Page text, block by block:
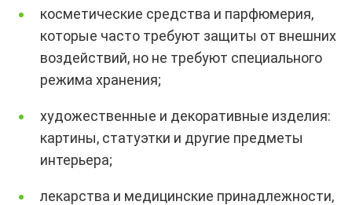
косметические средства и парфюмерия,
которые часто требуют защиты от внешних
воздействий, но не требуют специального
режима хранения;
художественные и декоративные изделия:
картины, статуэтки и другие предметы
интерьера;
лекарства и медицинские принадлежности,